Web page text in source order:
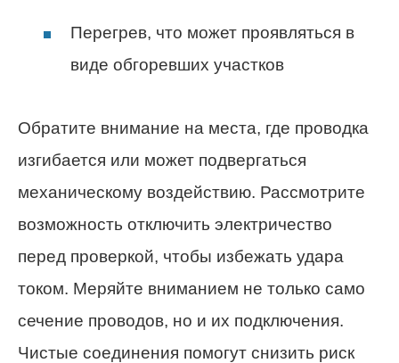
Перегрев, что может проявляться в
виде обгоревших участков
Обратите внимание на места, где проводка
изгибается или может подвергаться
механическому воздействию. Рассмотрите
возможность отключить электричество
перед проверкой, чтобы избежать удара
током. Меряйте вниманием не только само
сечение проводов, но и их подключения.
Чистые соединения помогут снизить риск